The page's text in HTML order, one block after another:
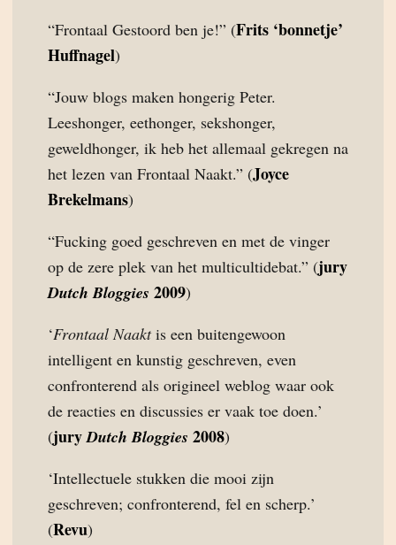
“Frontaal Gestoord ben je!” (Frits ‘bonnetje’
Huffnagel)
“Jouw blogs maken hongerig Peter.
Leeshonger, eethonger, sekshonger,
geweldhonger, ik heb het allemaal gekregen na
het lezen van Frontaal Naakt.” (Joyce
Brekelmans)
“Fucking goed geschreven en met de vinger
op de zere plek van het multicultidebat.” (jury
Dutch Bloggies 2009)
‘Frontaal Naaktis een buitengewoon
intelligent en kunstig geschreven, even
confronterend als origineel weblog waar ook
de reacties en discussies er vaak toe doen.’
(juryDutch Bloggies 2008)
‘Intellectuele stukken die mooi zijn
geschreven; confronterend, fel en scherp.’
(Revu)